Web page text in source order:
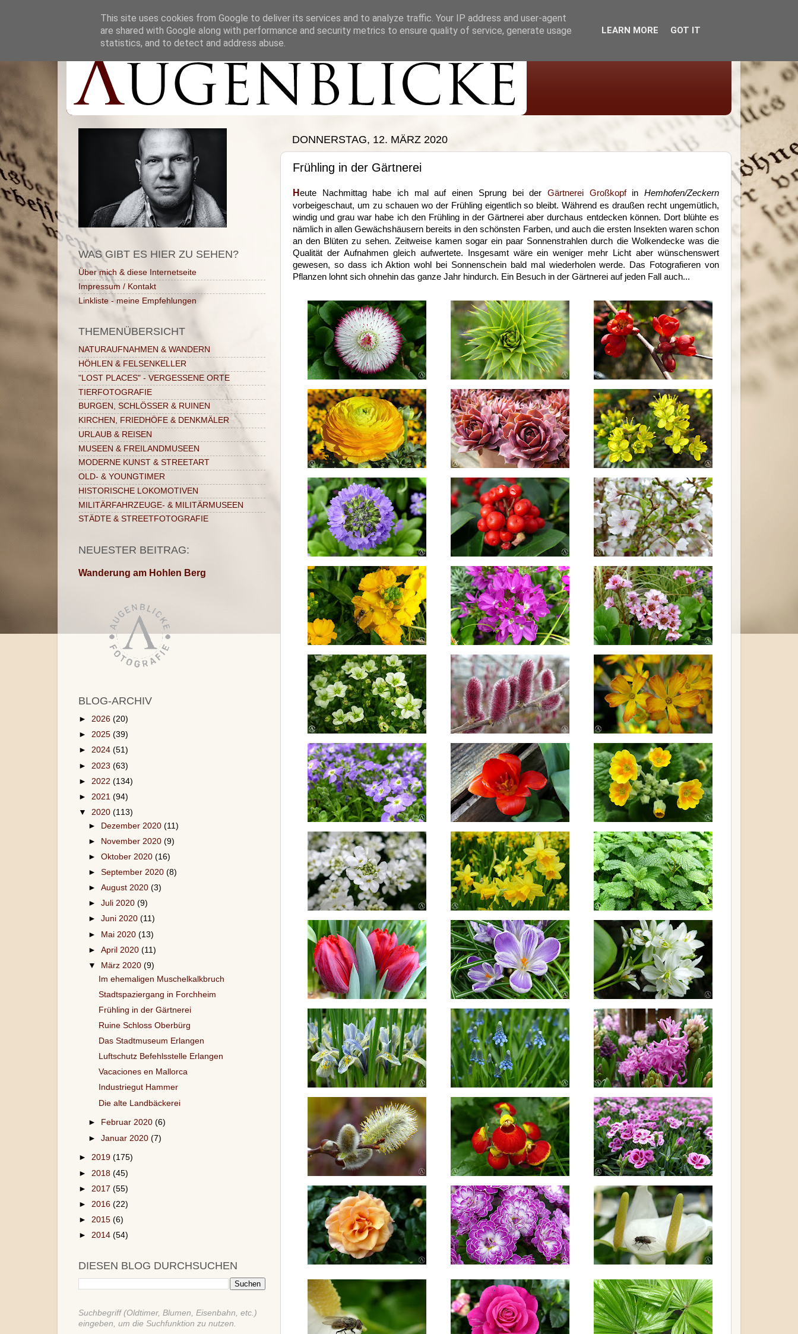
DONNERSTAG, 12. MÄRZ 2020
Frühling in der Gärtnerei
Heute Nachmittag habe ich mal auf einen Sprung bei der Gärtnerei GroßkopfinHemhofen/Zeckern
vorbeigeschaut, um zu schauen wo der Frühling eigentlich so bleibt. Während es draußen recht ungemütlich,
windig und grau war habe ich den Frühling in der Gärtnerei aber durchaus entdecken können. Dort blühte es
nämlich in allen Gewächshäusern bereits in den schönsten Farben, und auch die ersten Insekten waren schon
an den Blüten zu sehen. Zeitweise kamen sogar ein paar Sonnenstrahlen durch die Wolkendecke was die
Qualität der Aufnahmen gleich aufwertete. Insgesamt wäre ein weniger mehr Licht aber wünschenswert
gewesen, so dass ich Aktion wohl bei Sonnenschein bald mal wiederholen werde. Das Fotografieren von
Pflanzen lohnt sich ohnehin das ganze Jahr hindurch. Ein Besuch in der Gärtnerei auf jeden Fall auch...
WAS GIBT ES HIER ZU SEHEN?
Über mich & diese Internetseite
Impressum / Kontakt
Linkliste - meine Empfehlungen
THEMENÜBERSICHT
NATURAUFNAHMEN & WANDERN
HÖHLEN & FELSENKELLER
"LOST PLACES" - VERGESSENE ORTE
TIERFOTOGRAFIE
BURGEN, SCHLÖSSER & RUINEN
KIRCHEN, FRIEDHÖFE & DENKMÄLER
URLAUB & REISEN
MUSEEN & FREILANDMUSEEN
MODERNE KUNST & STREETART
OLD- & YOUNGTIMER
HISTORISCHE LOKOMOTIVEN
MILITÄRFAHRZEUGE- & MILITÄRMUSEEN
STÄDTE & STREETFOTOGRAFIE
NEUESTER BEITRAG:
Wanderung am Hohlen Berg
BLOG-ARCHIV
► 2026 (20)
► 2025 (39)
► 2024 (51)
► 2023 (63)
► 2022 (134)
► 2021 (94)
▼ 2020 (113)
► Dezember 2020(11)
►
November 2020(9)
►Oktober 2020(16)
►September 2020(8)
►August 2020(3)
►Juli 2020(9)
►Juni 2020(11)
► Mai 2020(13)
►April 2020(11)
▼
März 2020(9)
Im ehemaligen Muschelkalkbruch
Stadtspaziergang in Forchheim
Frühling in der Gärtnerei
Ruine Schloss Oberbürg
Das Stadtmuseum Erlangen
Luftschutz Befehlsstelle Erlangen
Vacaciones en Mallorca
Industriegut Hammer
Die alte Landbäckerei
► Februar 2020(6)
►Januar 2020(7)
► 2019 (175)
► 2018 (45)
► 2017 (55)
► 2016 (22)
► 2015 (6)
► 2014 (54)
DIESEN BLOG DURCHSUCHEN
Suchbegriff (Oldtimer, Blumen, Eisenbahn, etc.)
eingeben, um die Suchfunktion zu nutzen.
This site uses cookies from Google to deliver its services and to analyze traffic. Your IP address and user-agent
are shared with Google along with performance and security metrics to ensure quality of service, generate usage
statistics, and to detect and address abuse.
LEARN MORE GOT IT